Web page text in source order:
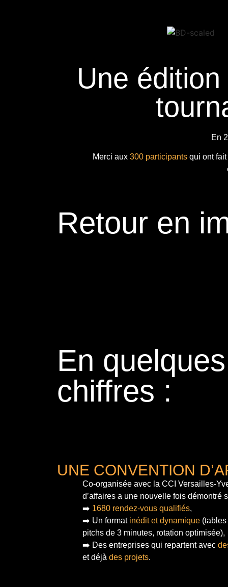
Une
En
Merci aux 300 participantsqui ont fait
Retour en
En quelques
chiffres :
UNE CONVENTION
Co-organisée avec la CCI Versailles-
d’affaires a une nouvelle fois démontré
➡️ 1680 rendez-vous qualifiés,
➡️ Un format inédit et dynamique
pitchs de 3 minutes, rotation optimisée),
➡️ Des entreprises qui repartent avec
et déjà des projets.